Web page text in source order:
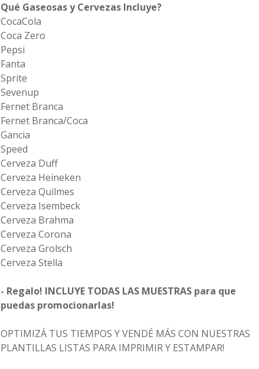
Qué Gaseosas y Cervezas Incluye?
CocaCola
Coca Zero
Pepsi
Fanta
Sprite
Sevenup
Fernet Branca
Fernet Branca/Coca
Gancia
Speed
Cerveza Duff
Cerveza Heineken
Cerveza Quilmes
Cerveza Isembeck
Cerveza Brahma
Cerveza Corona
Cerveza Grolsch
Cerveza Stella
- Regalo! INCLUYE TODAS LAS MUESTRAS para que
puedas promocionarlas!
OPTIMIZÁ TUS TIEMPOS Y VENDÉ MÁS CON NUESTRAS
PLANTILLAS LISTAS PARA IMPRIMIR Y ESTAMPAR!